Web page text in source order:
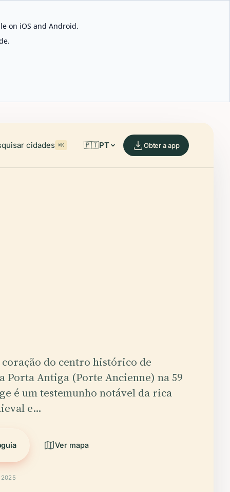
on iOS and Android.
cidades ⌘K 🇵🇹PT Obter a app
do centro histórico de
Porta Antiga (Porte Ancienne) na 59
é um testemunho notável da rica
e…
Ver mapa